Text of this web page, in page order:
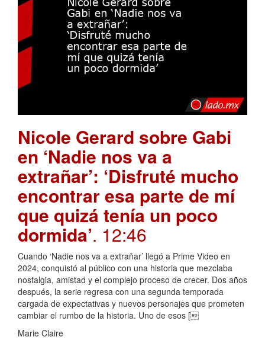
Nicole Gerard sobre Gabi
en ‘Nadie nos va a
extrañar’: ‘Disfruté mucho
encontrar esa parte de mí
que quizá tenía un poco
dormida’. 12:46
Cuando ‘Nadie nos va a extrañar’ llegó a Prime Video en
2024, conquistó al público con una historia que mezclaba
nostalgia, amistad y el complejo proceso de crecer. Dos años
después, la serie regresa con una segunda temporada
cargada de expectativas y nuevos personajes que prometen
cambiar el rumbo de la historia. Uno de esos [
Marie Claire